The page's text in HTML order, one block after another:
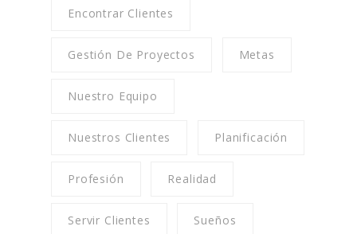
Encontrar Clientes
Gestión De Proyectos Metas
Nuestro Equipo
Nuestros Clientes Planificación
Profesión Realidad
Servir Clientes Sueños